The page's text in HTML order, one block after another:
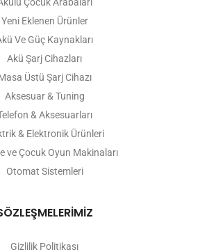
Çocuk Arabaları
Yeni Eklenen Ürünler
Ve Güç Kaynakları
Akü Şarj Cihazları
Üstü Şarj Cihazı
Aksesuar & Tuning
& Aksesuarları
& Elektronik Ürünleri
ve Çocuk Oyun Makinaları
Otomat Sistemleri
Gizlilik Politikası